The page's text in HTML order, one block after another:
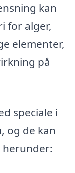
kan
for alger,
elementer,
på
speciale i
og de kan
herunder: